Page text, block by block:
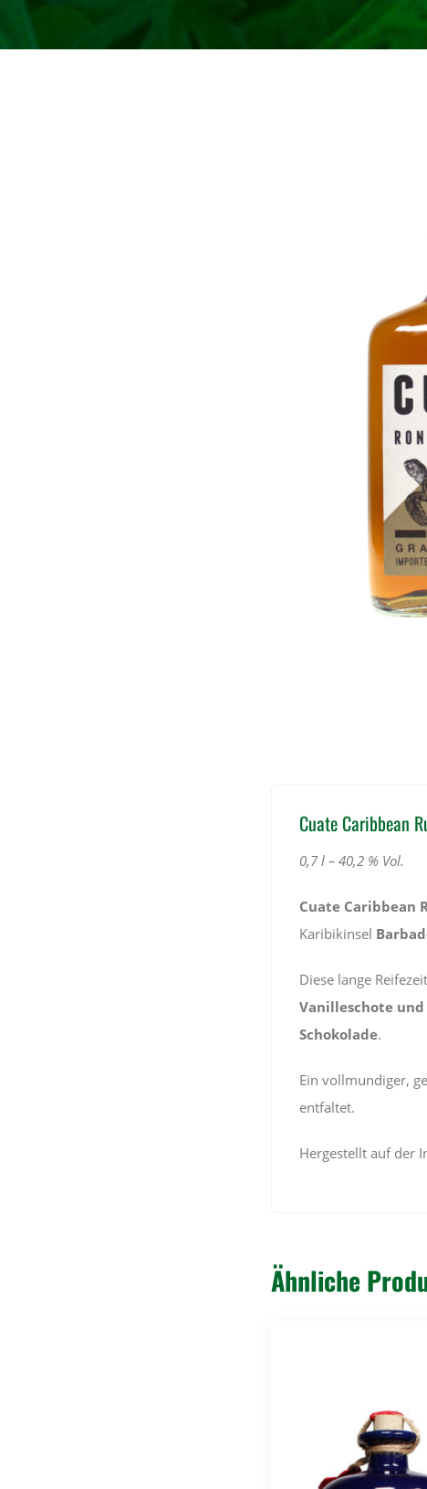
Cuate Caribbean
0,7 l – 40,2 % Vol.
Cuate Caribbean
Karibikinsel
Diese lange
Vanilleschote
Schokolade.
Ein vollmundiger,
entfaltet.
Hergestellt auf der
Ähnliche